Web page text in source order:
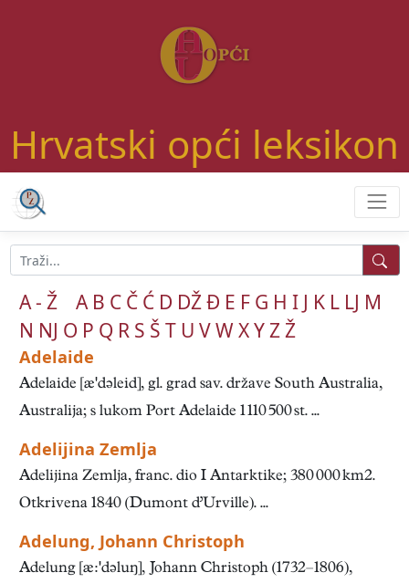
Hrvatski opći leksikon
A - Ž A B C Č Ć D DŽĐ E F G H I J K L LJ M
N NJ O P Q R S Š T U VWXYZŽ
Adelaide
Adelaide [ædəleid], gl. grad sav. države South Australia,
Australija; s lukom Port Adelaide 1 110 500 st. ...
Adelijina Zemlja
Adelijina Zemlja, franc. dio I Antarktike; 380 000 km2.
Otkrivena 1840 (Dumont d’Urville). ...
Adelung, Johann Christoph
Adelung [ædəluŋ], Johann Christoph (1732–1806),